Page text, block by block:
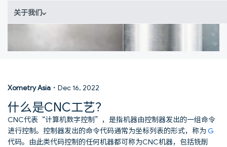
关于我们
Xometry Asia · Dec 16, 2022
什么是CNC工艺？
CNC代表“计算机数字控制”，是指机器由控制器发出的一组命令
进行控制。控制器发出的命令代码通常为坐标列表的形式，称为 G
代码。由此类代码控制的任何机器都可称为CNC机器，包括铣削